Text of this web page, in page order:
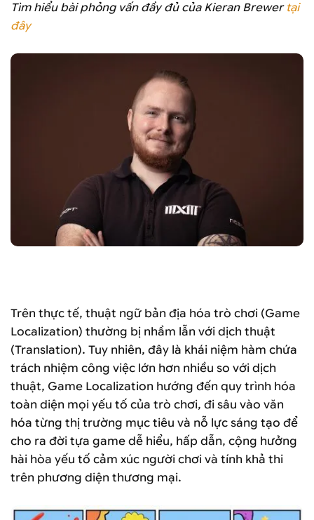
Tìm hiểu bài phỏng vấn đầy đủ của Kieran Brewer tại
đây
Trên thực tế, thuật ngữ bản địa hóa trò chơi (Game
Localization) thường bị nhầm lẫn với dịch thuật
(Translation). Tuy nhiên, đây là khái niệm hàm chứa
trách nhiệm công việc lớn hơn nhiều so với dịch
thuật, Game Localization hướng đến quy trình hóa
toàn diện mọi yếu tố của trò chơi, đi sâu vào văn
hóa từng thị trường mục tiêu và nỗ lực sáng tạo để
cho ra đời tựa game dễ hiểu, hấp dẫn, cộng hưởng
hài hòa yếu tố cảm xúc người chơi và tính khả thi
trên phương diện thương mại.